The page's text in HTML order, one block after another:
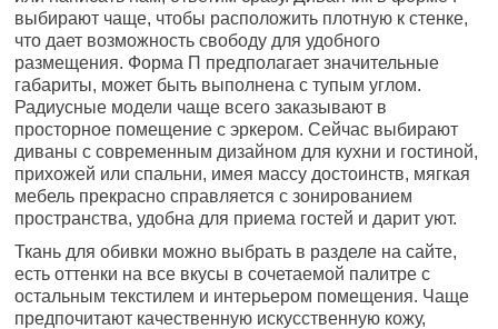
выбирают чаще, чтобы расположить плотную к стенке,
что дает возможность свободу для удобного
размещения. Форма П предполагает значительные
габариты, может быть выполнена с тупым углом.
Радиусные модели чаще всего заказывают в
просторное помещение с эркером. Сейчас выбирают
диваны с современным дизайном для кухни и гостиной,
прихожей или спальни, имея массу достоинств, мягкая
мебель прекрасно справляется с зонированием
пространства, удобна для приема гостей и дарит уют.
Ткань для обивки можно выбрать в разделе на сайте,
есть оттенки на все вкусы в сочетаемой палитре с
остальным текстилем и интерьером помещения. Чаще
предпочитают качественную искусственную кожу,